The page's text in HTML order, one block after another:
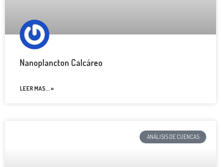
Nanoplancton Calcáreo
LEER MAS... »
ANÁLISIS DE CUENCAS